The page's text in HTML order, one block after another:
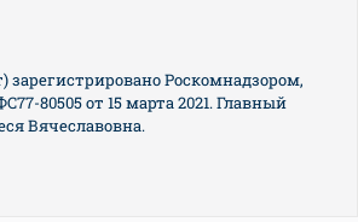
зарегистрировано Роскомнадзором,
80505 от 15 марта 2021. Главный
Вячеславовна.